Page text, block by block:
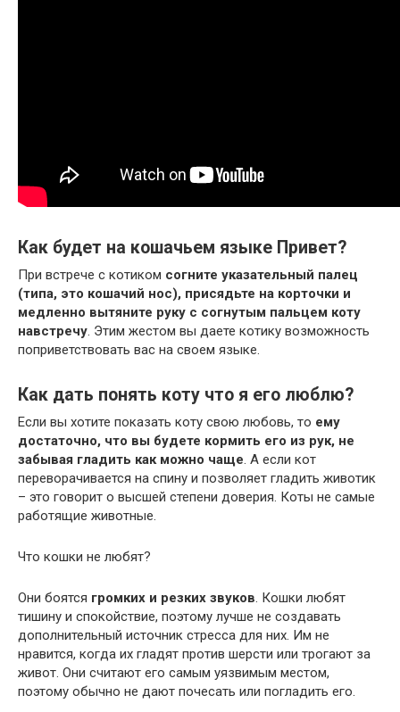
Как будет на кошачьем языке Привет?
При встрече с котиком согните указательный палец
(типа, это кошачий нос), присядьте на корточки и
медленно вытяните руку с согнутым пальцем коту
навстречу. Этим жестом вы даете котику возможность
поприветствовать вас на своем языке.
Как дать понять коту что я его люблю?
Если вы хотите показать коту свою любовь, то ему
достаточно, что вы будете кормить его из рук, не
забывая гладить как можно чаще. А если кот
переворачивается на спину и позволяет гладить животик
– это говорит о высшей степени доверия. Коты не самые
работящие животные.
Что кошки не любят?
Они боятся громких и резких звуков. Кошки любят
тишину и спокойствие, поэтому лучше не создавать
дополнительный источник стресса для них. Им не
нравится, когда их гладят против шерсти или трогают за
живот. Они считают его самым уязвимым местом,
поэтому обычно не дают почесать или погладить его.